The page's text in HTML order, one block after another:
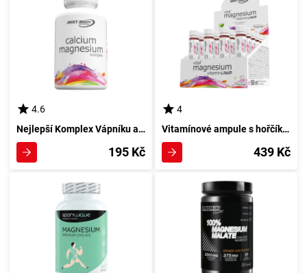
4.6
Nejlepší Komplex Vápníku a Hořčíku 100 tobolek
195 Kč
4
Vitamínové ampule s hořčíkem pro tělo 20 x 25 ml tropické esence
439 Kč